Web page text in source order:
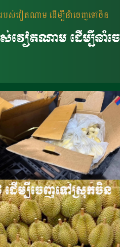
របស់​វៀតណាម​ ដើម្បីនាំចេញទៅចិន
ស់​វៀតណាម​ ដើម្បីនាំ